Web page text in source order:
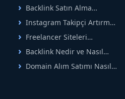
Backlink Satın Alma
Rehberi: Güvenli SEO İçin
Doğru Adımlar
Instagram Takipçi Artırma
Yöntemleri: Organik Büyüme
Rehberi
Freelancer Siteleri
Arasında Doğru Seçim Nasıl
Yapılır
Backlink Nedir ve Nasıl
Alınır? Etkili Yöntemler
Domain Alım Satımı Nasıl